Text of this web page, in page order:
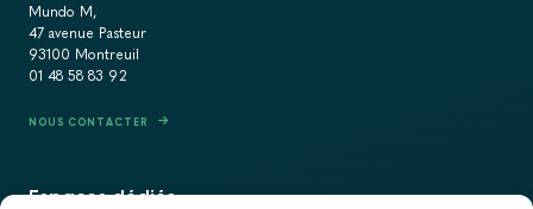
Mundo M,
47 avenue Pasteur
93100 Montreuil
01 48 58 83 92
NOUS CONTACTER
Espaces dédiés